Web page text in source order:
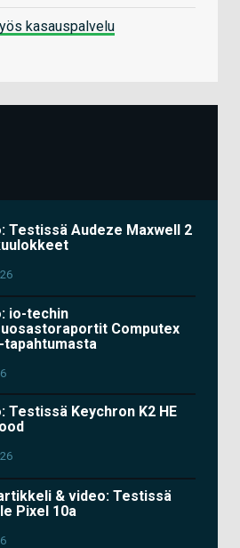
kasauspalvelu
Testissä Audeze Maxwell 2
io-techin
Computex
tapahtumasta
Testissä Keychron K2 HE
& video: Testissä
Pixel 10a